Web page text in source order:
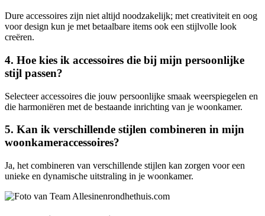
Dure accessoires zijn niet altijd noodzakelijk; met creativiteit en oog
voor design kun je met betaalbare items ook een stijlvolle look
creëren.
4. Hoe kies ik accessoires die bij mijn persoonlijke
stijl passen?
Selecteer accessoires die jouw persoonlijke smaak weerspiegelen en
die harmoniëren met de bestaande inrichting van je woonkamer.
5. Kan ik verschillende stijlen combineren in mijn
woonkameraccessoires?
Ja, het combineren van verschillende stijlen kan zorgen voor een
unieke en dynamische uitstraling in je woonkamer.